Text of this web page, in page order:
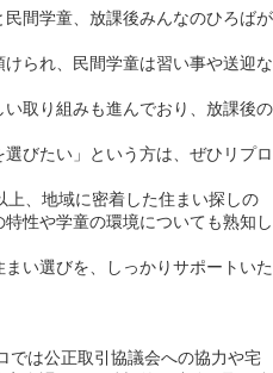
間学童、放課後みんなのひろばが
られ、民間学童は習い事や送迎な
取り組みも進んでおり、放課後の
選びたい」という方は、ぜひリプロ
、地域に密着した住まい探しの
性や学童の環境についても熟知し
い選びを、しっかりサポートいた
では公正取引協議会への協力や宅